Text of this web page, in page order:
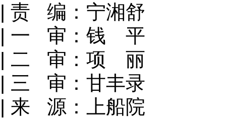
| 责 编：宁湘舒
| 一 审：钱 平
| 二 审：项 丽
| 三 审：甘丰录
| 来 源：上船院